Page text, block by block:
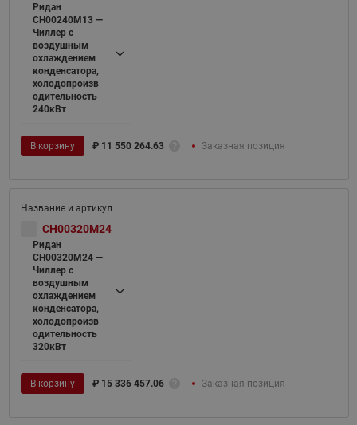
Ридан
CH00240M13 —
Чиллер с
воздушным
охлаждением
конденсатора,
холодопроизв
одительность
240кВт
В корзину ₽ 11 550 264.63 Заказная позиция
CH00320M24
Ридан
CH00320M24 —
Чиллер с
воздушным
охлаждением
конденсатора,
холодопроизв
одительность
320кВт
В корзину ₽ 15 336 457.06 Заказная позиция